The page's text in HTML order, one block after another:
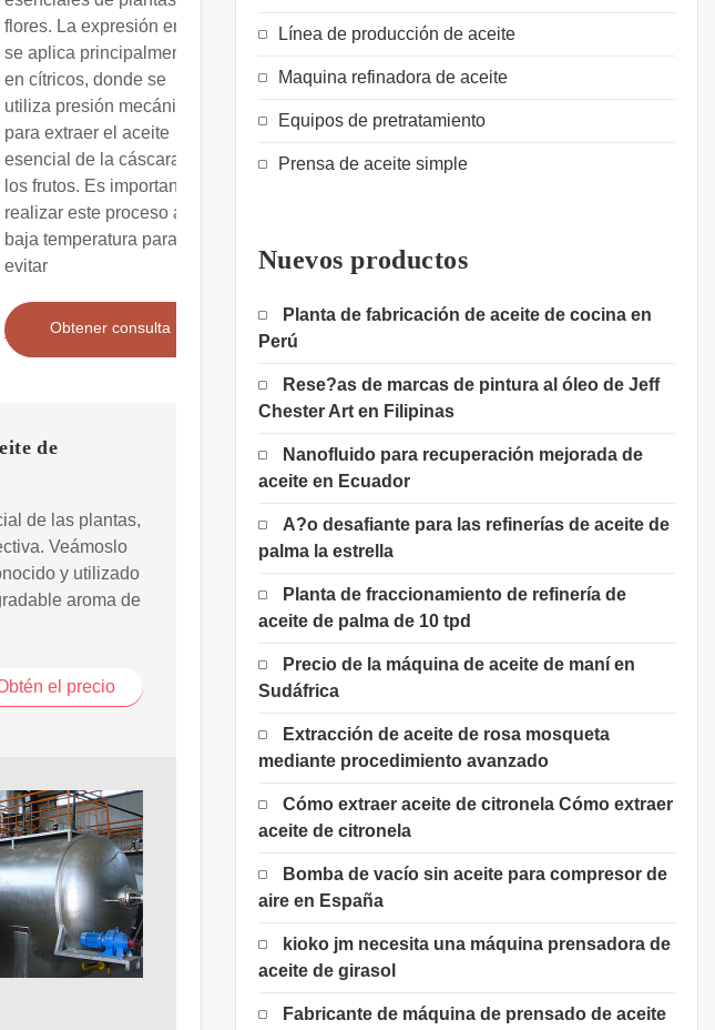
flores. La expresión en frío:
se aplica principalmente
en cítricos, donde se
utiliza presión mecánica
para extraer el aceite
esencial de la cáscara de
los frutos. Es importante
realizar este proceso a
baja temperatura para
evitar
Obtener consulta
de
de las plantas,
Veámoslo
y utilizado
aroma de
el precio
Línea de producción de aceite
Maquina refinadora de aceite
Equipos de pretratamiento
Prensa de aceite simple
Nuevos productos
Planta de fabricación de aceite de cocina en
Perú
Rese?as de marcas de pintura al óleo de Jeff
Chester Art en Filipinas
Nanofluido para recuperación mejorada de
aceite en Ecuador
A?o desafiante para las refinerías de aceite de
palma la estrella
Planta de fraccionamiento de refinería de
aceite de palma de 10 tpd
Precio de la máquina de aceite de maní en
Sudáfrica
Extracción de aceite de rosa mosqueta
mediante procedimiento avanzado
Cómo extraer aceite de citronela Cómo extraer
aceite de citronela
Bomba de vacío sin aceite para compresor de
aire en España
kioko jm necesita una máquina prensadora de
aceite de girasol
Fabricante de máquina de prensado de aceite